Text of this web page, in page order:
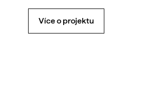
Více o projektu